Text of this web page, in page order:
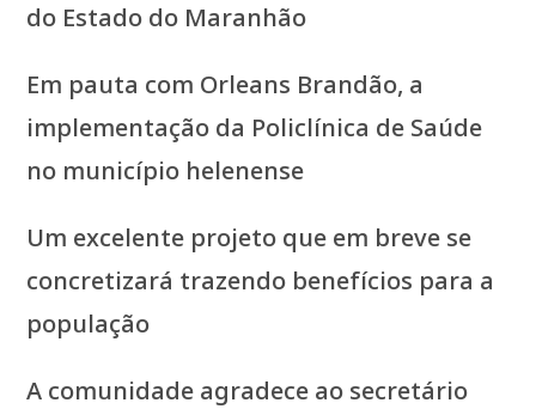
do Estado do Maranhão
Em pauta com Orleans Brandão, a
implementação da Policlínica de Saúde
no município helenense
Um excelente projeto que em breve se
concretizará trazendo benefícios para a
população
A comunidade agradece ao secretário